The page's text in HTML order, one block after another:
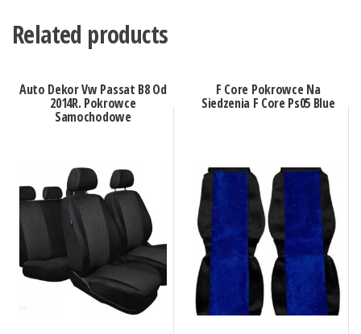
Related products
Auto Dekor Vw Passat B8 Od
2014R. Pokrowce
Samochodowe
F Core Pokrowce Na
Siedzenia F Core Ps05 Blue